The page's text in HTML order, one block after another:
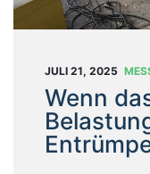
E
N
JULI 21, 2025
Wenn